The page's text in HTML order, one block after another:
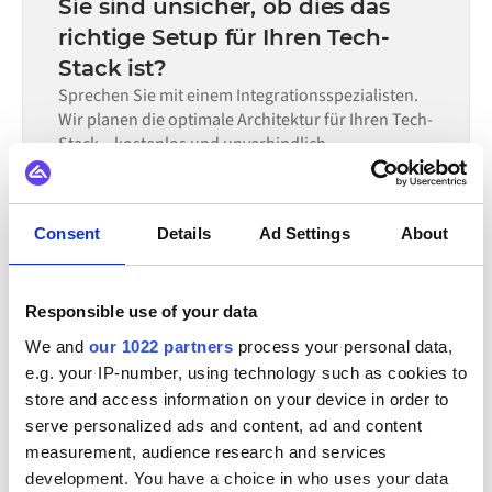
Consent Details Ad Settings About
Responsible use of your data
We and our 1022 partners process your personal data,
e.g. your IP-number, using technology such as cookies to
store and access information on your device in order to
serve personalized ads and content, ad and content
measurement, audience research and services
development. You have a choice in who uses your data
allein nicht ausreicht.
erforderlichen Datenflüsse und Ihrem internen
Prüfprozess. Vorgefertigte Konnektoren für viele
Systeme sind im Alumio Marketplace verfügbar, was die
Einrichtungszeit erheblich verkürzt.
Sie sind unsicher, ob dies das
richtige Setup für Ihren Tech-
Stack ist?
Sprechen Sie mit einem Integrationsspezialisten.
Wir planen die optimale Architektur für Ihren Tech-
Stack – kostenlos und unverbindlich.
30-minütiges Gespräch | Kostenlose Beratung
INTEGRIERBAR MIT
ChannelEngine Zoho CRM Yotpo
XL-ENZ
Zoey
Webflow Visma Virto Commerce
Alle Amazon Integrationen ansehen